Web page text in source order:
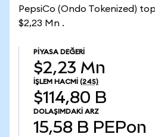
PepsiCo (Ondo Tokenized)
$2,23 Mn .
PIYASA DEĞERI
$2,23 Mn
İŞLEM HACMI (24S)
$114,80 B
DOLAŞIMDAKI ARZ
15,58 B PEPon